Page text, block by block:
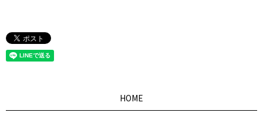
HOME